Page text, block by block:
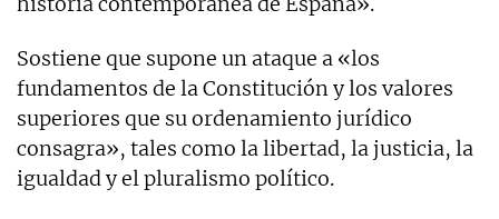
Sostiene que supone un ataque a «los
fundamentos de la Constitución y los valores
superiores que su ordenamiento jurídico
consagra», tales como la libertad, la justicia, la
igualdad y el pluralismo político.